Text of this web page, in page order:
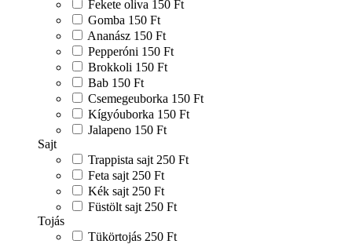
Fekete oliva 150 Ft
Gomba 150 Ft
Ananász 150 Ft
Pepperóni 150 Ft
Brokkoli 150 Ft
Bab 150 Ft
Csemegeuborka 150 Ft
Kígyóuborka 150 Ft
Jalapeno 150 Ft
Sajt
Trappista sajt 250 Ft
Feta sajt 250 Ft
Kék sajt 250 Ft
Füstölt sajt 250 Ft
Tojás
Tükörtojás 250 Ft